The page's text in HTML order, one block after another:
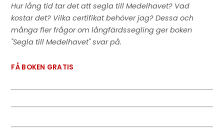
Hur lång tid tar det att segla till Medelhavet? Vad
kostar det? Vilka certifikat behöver jag? Dessa och
många fler frågor om långfärdssegling ger boken
"Segla till Medelhavet" svar på.
FÅ BOKEN GRATIS